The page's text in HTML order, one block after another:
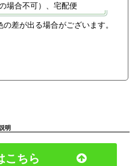
場合不可）、宅配便
差が出る場合がございます。
明
こちら